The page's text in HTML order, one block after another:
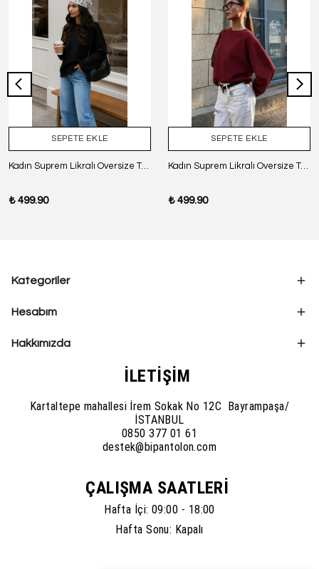
SEPETE EKLE
Kadın Suprem Likralı Oversize T-Shirt - SİYAH
₺ 499.90
SEPETE EKLE
Kadın Suprem Likralı Oversize T-Shirt - BORDO
₺ 499.90
Kategoriler
Hesabım
Hakkımızda
İLETİŞİM
Kartaltepe mahallesi İrem Sokak No 12C Bayrampaşa/
İSTANBUL
0850 377 01 61
destek@bipantolon.com
ÇALIŞMA SAATLERİ
Hafta İçi: 09:00 - 18:00
Hafta Sonu: Kapalı